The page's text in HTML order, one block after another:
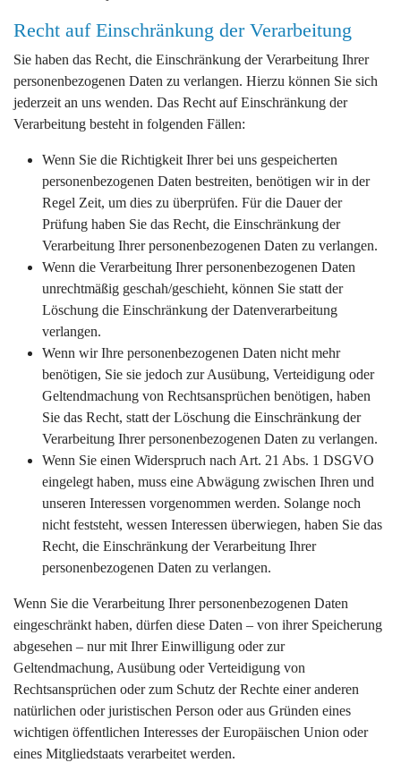
Recht auf Einschränkung der Verarbeitung
Sie haben das Recht, die Einschränkung der Verarbeitung Ihrer
personenbezogenen Daten zu verlangen. Hierzu können Sie sich
jederzeit an uns wenden. Das Recht auf Einschränkung der
Verarbeitung besteht in folgenden Fällen:
Wenn Sie die Richtigkeit Ihrer bei uns gespeicherten
personenbezogenen Daten bestreiten, benötigen wir in der
Regel Zeit, um dies zu überprüfen. Für die Dauer der
Prüfung haben Sie das Recht, die Einschränkung der
Verarbeitung Ihrer personenbezogenen Daten zu verlangen.
Wenn die Verarbeitung Ihrer personenbezogenen Daten
unrechtmäßig geschah/geschieht, können Sie statt der
Löschung die Einschränkung der Datenverarbeitung
verlangen.
Wenn wir Ihre personenbezogenen Daten nicht mehr
benötigen, Sie sie jedoch zur Ausübung, Verteidigung oder
Geltendmachung von Rechtsansprüchen benötigen, haben
Sie das Recht, statt der Löschung die Einschränkung der
Verarbeitung Ihrer personenbezogenen Daten zu verlangen.
Wenn Sie einen Widerspruch nach Art. 21 Abs. 1 DSGVO
eingelegt haben, muss eine Abwägung zwischen Ihren und
unseren Interessen vorgenommen werden. Solange noch
nicht feststeht, wessen Interessen überwiegen, haben Sie das
Recht, die Einschränkung der Verarbeitung Ihrer
personenbezogenen Daten zu verlangen.
Wenn Sie die Verarbeitung Ihrer personenbezogenen Daten
eingeschränkt haben, dürfen diese Daten – von ihrer Speicherung
abgesehen – nur mit Ihrer Einwilligung oder zur
Geltendmachung, Ausübung oder Verteidigung von
Rechtsansprüchen oder zum Schutz der Rechte einer anderen
natürlichen oder juristischen Person oder aus Gründen eines
wichtigen öffentlichen Interesses der Europäischen Union oder
eines Mitgliedstaats verarbeitet werden.